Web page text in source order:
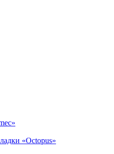
«Octopus»